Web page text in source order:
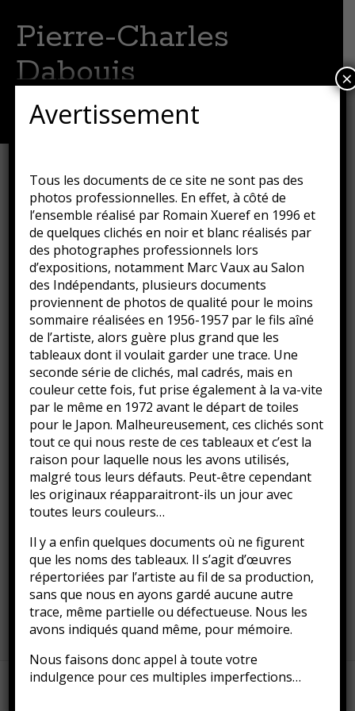
Pierre-Charles
Dabouis
Menu
principal
Les cinq sens
Publié le16 août 2018 parGuillaume
Les cinq sens, vers 1957
Huile sur toile
Classé dans :Huile sur toile,Peinture,Tableaux
Avertissement
Tous les documents de ce site ne sont pas des
photos professionnelles. En effet, à côté de
l’ensemble réalisé par Romain Xueref en 1996 et
de quelques clichés en noir et blanc réalisés par
des photographes professionnels lors
d’expositions, notamment Marc Vaux au Salon
des Indépendants, plusieurs documents
proviennent de photos de qualité pour le moins
sommaire réalisées en 1956-1957 par le fils aîné
de l’artiste, alors guère plus grand que les
tableaux dont il voulait garder une trace. Une
seconde série de clichés, mal cadrés, mais en
couleur cette fois, fut prise également à la va-vite
par le même en 1972 avant le départ de toiles
pour le Japon. Malheureusement, ces clichés sont
tout ce qui nous reste de ces tableaux et c’est la
raison pour laquelle nous les avons utilisés,
malgré tous leurs défauts. Peut-être cependant
les originaux réapparaitront-ils un jour avec
toutes leurs couleurs…
Il y a enfin quelques documents où ne figurent
que les noms des tableaux. Il s’agit d’œuvres
répertoriées par l’artiste au fil de sa production,
sans que nous en ayons gardé aucune autre
trace, même partielle ou défectueuse. Nous les
avons indiqués quand même, pour mémoire.
Nous faisons donc appel à toute votre
indulgence pour ces multiples imperfections…
×